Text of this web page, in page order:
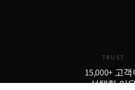
TRUST
15,000+ 고객
선택한 이